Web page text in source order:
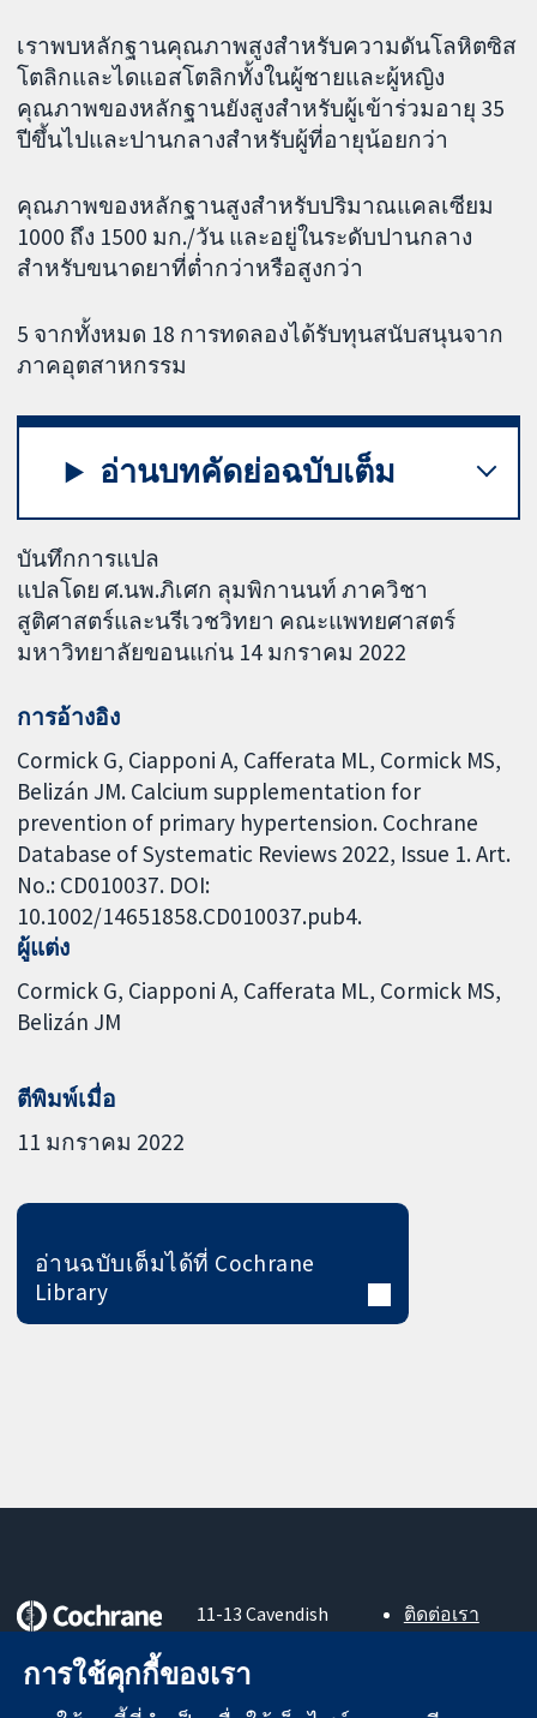
เราพบหลักฐานคุณภาพสูงสำหรับความดันโลหิตซิส
โตลิกและไดแอสโตลิกทั้งในผู้ชายและผู้หญิง
คุณภาพของหลักฐานยังสูงสำหรับผู้เข้าร่วมอายุ 35
ปีขึ้นไปและปานกลางสำหรับผู้ที่อายุน้อยกว่า
คุณภาพของหลักฐานสูงสำหรับปริมาณแคลเซียม
1000 ถึง 1500 มก./วัน และอยู่ในระดับปานกลาง
สำหรับขนาดยาที่ต่ำกว่าหรือสูงกว่า
5 จากทั้งหมด 18 การทดลองได้รับทุนสนับสนุนจาก
ภาคอุตสาหกรรม
อ่านบทคัดย่อฉบับเต็ม
บันทึกการแปล
แปลโดย ศ.นพ.ภิเศก ลุมพิกานนท์ ภาควิชา
สูติศาสตร์และนรีเวชวิทยา คณะแพทยศาสตร์
มหาวิทยาลัยขอนแก่น 14 มกราคม 2022
การอ้างอิง
Cormick G, Ciapponi A, Cafferata ML, Cormick MS,
Belizán JM. Calcium supplementation for
prevention of primary hypertension. Cochrane
Database of Systematic Reviews 2022, Issue 1. Art.
No.: CD010037. DOI:
10.1002/14651858.CD010037.pub4.
ผู้แต่ง
Cormick G Ciapponi A Cafferata ML Cormick MS
Belizán JM
ตีพิมพ์เมื่อ
11 มกราคม 2022
อ่านฉบับเต็มได้ที่ Cochrane
Library
หลักฐานที่เชื่อถือ
ได้
11-13 Cavendish
London
ติดต่อเรา
การใช้คุกกี้ของเรา